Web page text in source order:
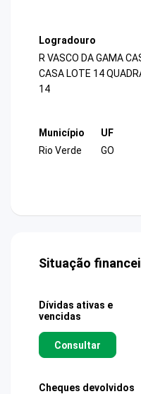
Logradouro
R VASCO DA GAMA
CASA LOTE 14
14
Município
Rio Verde
UF
GO
Situação
Dívidas ativas e
vencidas
Consultar
Cheques devolvidos